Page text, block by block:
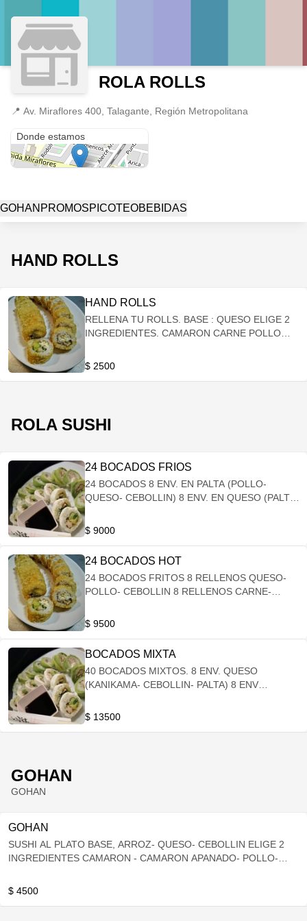
ROLA ROLLS
📍 Av. Miraflores 400, Talagante, Región Metropolitana
Donde estamos
GOHAN PROMOSPICOTEOBEBIDAS
HAND ROLLS
HAND ROLLS
RELLENA TU ROLLS. BASE : QUESO ELIGE 2
INGREDIENTES. CAMARON CARNE POLLO
$ 2500
ROLA SUSHI
24 BOCADOS FRIOS
24 BOCADOS 8 ENV. EN PALTA (POLLO-
QUESO- CEBOLLIN) 8 ENV. EN QUESO (PALTA-
(CHAMPIÑON- QUESO- CEBOLLIN)
$ 9000
24 BOCADOS HOT
24 BOCADOS FRITOS 8 RELLENOS QUESO-
POLLO- CEBOLLIN 8 RELLENOS CARNE-
PALTA. CEBOLLIN
$ 9500
BOCADOS MIXTA
40 BOCADOS MIXTOS. 8 ENV. QUESO
(KANIKAMA- CEBOLLIN- PALTA) 8 ENV
FRITOS ( QUESO- POLLO- CEBOLLIN) 8
$ 13500
GOHAN
GOHAN
GOHAN
SUSHI AL PLATO BASE, ARROZ- QUESO- CEBOLLIN ELIGE 2
INGREDIENTES CAMARON - CAMARON APANADO- POLLO-
CARNE - PIMENTON.
$ 4500